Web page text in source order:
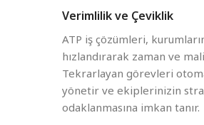
Verimlilik ve Çeviklik
ATP iş çözümleri,
hızlandırarak zaman ve
Tekrarlayan görevleri
yönetir ve ekiplerinizin
odaklanmasına imkan tanır.